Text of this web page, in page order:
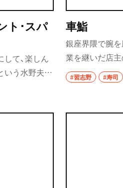
ト･スパ
して、楽しん
いう水野夫妻
建築をリニ
パー銭湯並
湯に癒やされ
車鮨
銀座界隈で腕
業を継いだ店
会話をヒントに
橋市場仕入れの
ば、短い旬の
#習志野 #寿司